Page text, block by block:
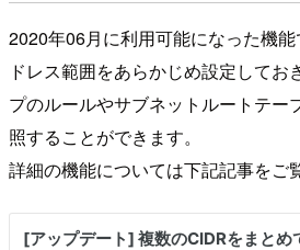
2020年06月に利用可能になった機
ドレス範囲をあらかじめ設定してお
プのルールやサブネットルートテー
照することができます。
詳細の機能については下記記事をご